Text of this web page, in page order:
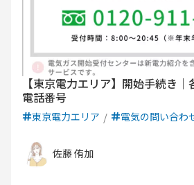
【東京電力エリア】開始手続き
電話番号
東京電力エリア 電気の問い合わ
佐藤 侑加